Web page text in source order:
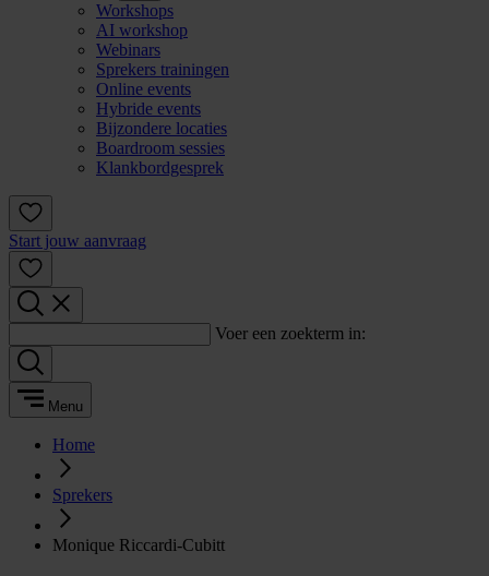
Workshops
AI workshop
Webinars
Sprekers trainingen
Online events
Hybride events
Bijzondere locaties
Boardroom sessies
Klankbordgesprek
Start jouw aanvraag
Voer een zoekterm in:
Menu
Home
Sprekers
Monique Riccardi-Cubitt